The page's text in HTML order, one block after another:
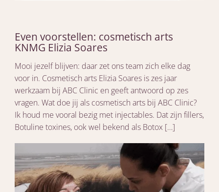
Even voorstellen: cosmetisch arts
KNMG Elizia Soares
Mooi jezelf blijven: daar zet ons team zich elke dag
voor in. Cosmetisch arts Elizia Soares is zes jaar
werkzaam bij ABC Clinic en geeft antwoord op zes
vragen. Wat doe jij als cosmetisch arts bij ABC Clinic?
Ik houd me vooral bezig met injectables. Dat zijn fillers,
Botuline toxines, ook wel bekend als Botox […]